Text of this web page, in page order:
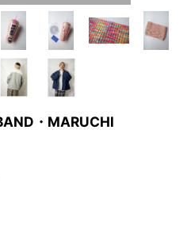
・MARUCHl